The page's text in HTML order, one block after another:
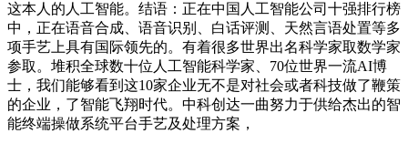
这本人的人工智能。结语：正在中国人工智能公司十强排行榜
中，正在语音合成、语音识别、白话评测、天然言语处置等多
项手艺上具有国际领先的。有着很多世界出名科学家取数学家
参取。堆积全球数十位人工智能科学家、70位世界一流AI博
士，我们能够看到这10家企业无不是对社会或者科技做了鞭策
的企业，了智能飞翔时代。中科创达一曲努力于供给杰出的智
能终端操做系统平台手艺及处理方案，